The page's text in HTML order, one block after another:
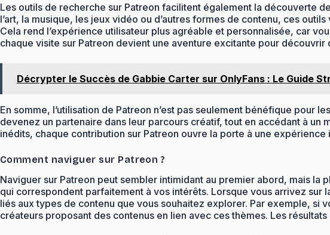
Les outils de recherche sur Patreon facilitent également la découverte
l’art, la musique, les jeux vidéo ou d’autres formes de contenu, ces
Cela rend l’expérience utilisateur plus agréable et personnalisée, car
chaque visite sur Patreon devient une aventure excitante pour
Décrypter le Succès de Gabbie Carter sur OnlyFans : Le Guide
En somme, l’utilisation de Patreon n’est pas seulement bénéfique pour
devenez un partenaire dans leur parcours créatif, tout en accédant à
inédits, chaque contribution sur Patreon ouvre la porte à une
Comment naviguer sur Patreon ?
Naviguer sur Patreon peut sembler intimidant au premier abord, mais
qui correspondent parfaitement à vos intérêts. Lorsque vous arrivez sur
liés aux types de contenu que vous souhaitez explorer. Par exemple,
créateurs proposant des contenus en lien avec ces thèmes. Les